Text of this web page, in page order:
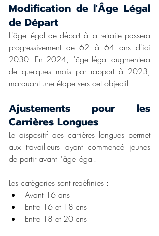
Modification de l'Âge Légal
de Départ
L'âge légal de départ à la retraite passera
progressivement de 62 à 64 ans d'ici
2030. En 2024, l'âge légal augmentera
de quelques mois par rapport à 2023,
marquant une étape vers cet objectif.
Ajustements pour les
Carrières Longues
Le dispositif des carrières longues permet
aux travailleurs ayant commencé jeunes
de partir avant l'âge légal.
Les catégories sont redéfinies :
Avant 16 ans
Entre 16 et 18 ans
Entre 18 et 20 ans